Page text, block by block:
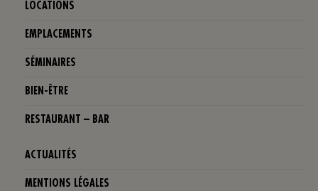
LOCATIONS
EMPLACEMENTS
SÉMINAIRES
BIEN-ÊTRE
RESTAURANT – BAR
ACTUALITÉS
MENTIONS LÉGALES